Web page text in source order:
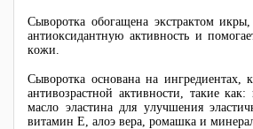
Сыворотка обогащена экстрактом икры,
антиоксидантную активность и
кожи.
Сыворотка основана на ингредиентах,
антивозрастной активности, такие
масло эластина для улучшения
витамин E, алоэ вера, ромашка и